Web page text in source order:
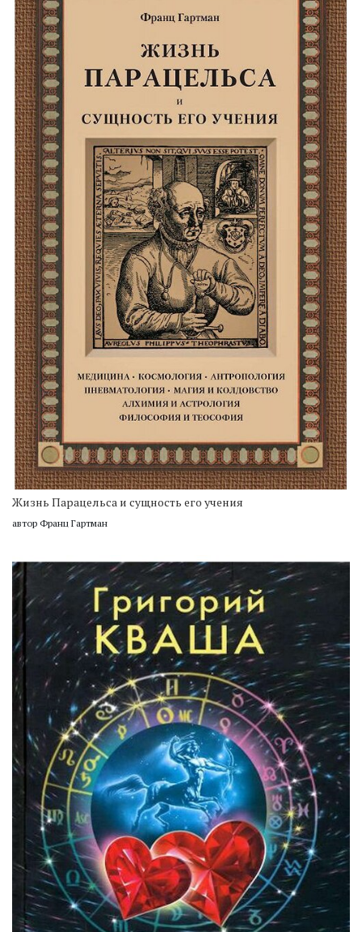
Жизнь Парацельса и сущность его учения
автор Франц Гартман